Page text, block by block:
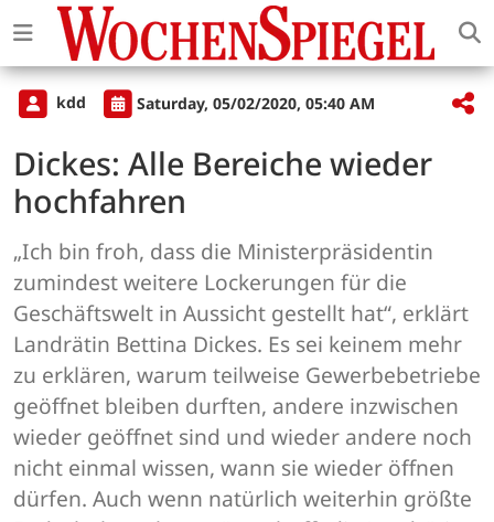
kdd Saturday, 05/02/2020, 05:40 AM
Dickes: Alle Bereiche wieder
hochfahren
„Ich bin froh, dass die Ministerpräsidentin
zumindest weitere Lockerungen für die
Geschäftswelt in Aussicht gestellt hat“, erklärt
Landrätin Bettina Dickes. Es sei keinem mehr
zu erklären, warum teilweise Gewerbebetriebe
geöffnet bleiben durften, andere inzwischen
wieder geöffnet sind und wieder andere noch
nicht einmal wissen, wann sie wieder öffnen
dürfen. Auch wenn natürlich weiterhin größte